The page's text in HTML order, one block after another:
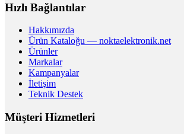
Hızlı Bağlantılar
Hakkımızda
Ürün Kataloğu — noktaelektronik.net
Ürünler
Markalar
Kampanyalar
İletişim
Teknik Destek
Müşteri Hizmetleri